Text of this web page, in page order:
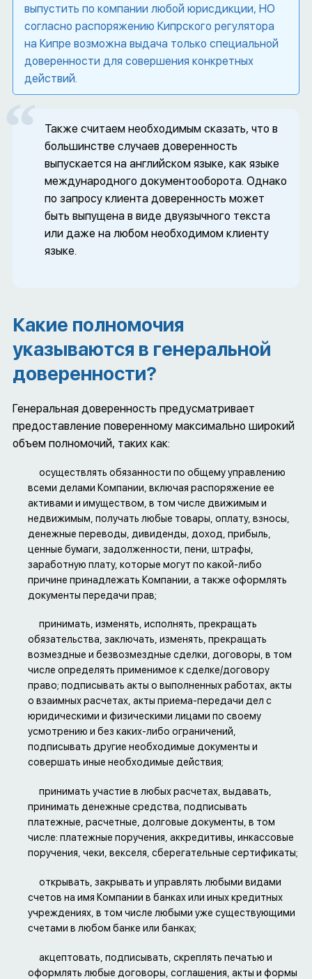
выпустить по компании любой юрисдикции, НО
согласно распоряжению Кипрского регулятора
на Кипре возможна выдача только специальной
доверенности для совершения конкретных
действий.
Также считаем необходимым сказать, что в
большинстве случаев доверенность
выпускается на английском языке, как языке
международного документооборота. Однако
по запросу клиента доверенность может
быть выпущена в виде двуязычного текста
или даже на любом необходимом клиенту
языке.
Какие полномочия
указываются в генеральной
доверенности?
Генеральная доверенность предусматривает
предоставление поверенному максимально широкий
объем полномочий, таких как:
осуществлять обязанности по общему управлению
всеми делами Компании, включая распоряжение ее
активами и имуществом, в том числе движимым и
недвижимым, получать любые товары, оплату, взносы,
денежные переводы, дивиденды, доход, прибыль,
ценные бумаги, задолженности, пени, штрафы,
заработную плату, которые могут по какой-либо
причине принадлежать Компании, а также оформлять
документы передачи прав;
принимать, изменять, исполнять, прекращать
обязательства, заключать, изменять, прекращать
возмездные и безвозмездные сделки, договоры, в том
числе определять применимое к сделке/договору
право; подписывать акты о выполненных работах, акты
о взаимных расчетах, акты приема-передачи дел с
юридическими и физическими лицами по своему
усмотрению и без каких-либо ограничений,
подписывать другие необходимые документы и
совершать иные необходимые действия;
принимать участие в любых расчетах, выдавать,
принимать денежные средства, подписывать
платежные, расчетные, долговые документы, в том
числе: платежные поручения, аккредитивы, инкассовые
поручения, чеки, векселя, сберегательные сертификаты;
открывать, закрывать и управлять любыми видами
счетов на имя Компании в банках или иных кредитных
учреждениях, в том числе любыми уже существующими
счетами в любом банке или банках;
акцептовать, подписывать, скреплять печатью и
оформлять любые договоры, соглашения, акты и формы